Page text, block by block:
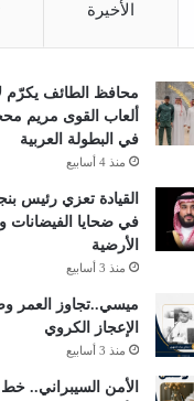
الأخيرة
محافظ الطائف يكرّم
ألعاب القوى مريم
في البطولة العربية
منذ 4 أسابيع
القيادة تعزي رئيس
في ضحايا الفيضانات
الأرضية
منذ 3 أسابيع
ميسي..تجاوز العمر
الإعجاز الكروي
منذ 3 أسابيع
الأمن السيبراني.. خط